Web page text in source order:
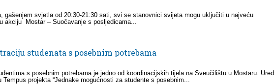
gašenjem svjetla od 20:30-21:30 sati, svi se stanovnici svijeta mogu uključiti u najveću
akciju Mostar – Suočavanje s posljedicama...
studenata s posebnim potrebama
s posebnim potrebama je jedno od koordinacijskih tijela na Sveučilištu u Mostaru. Ured
Tempus projekta “Jednake mogućnosti za studente s posebnim...